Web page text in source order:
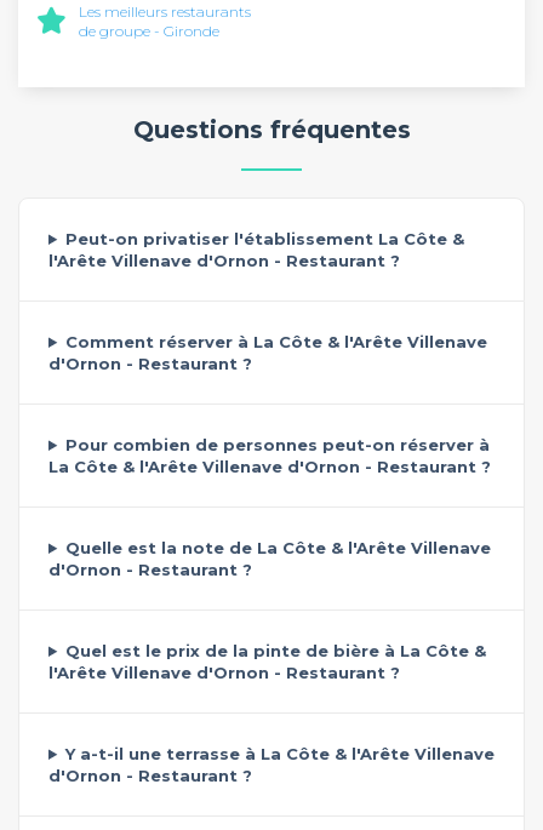
Les meilleurs restaurants
de groupe - Gironde
Questions fréquentes
Peut-on privatiser l'établissement La Côte &
l'Arête Villenave d'Ornon - Restaurant ?
Comment réserver à La Côte & l'Arête Villenave
d'Ornon - Restaurant ?
Pour combien de personnes peut-on réserver à
La Côte & l'Arête Villenave d'Ornon - Restaurant ?
Quelle est la note de La Côte & l'Arête Villenave
d'Ornon - Restaurant ?
Quel est le prix de la pinte de bière à La Côte &
l'Arête Villenave d'Ornon - Restaurant ?
Y a-t-il une terrasse à La Côte & l'Arête Villenave
d'Ornon - Restaurant ?